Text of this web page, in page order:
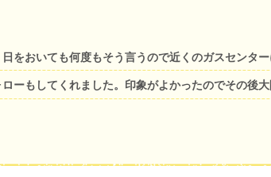
をおいても何度もそう言うので近くのガスセンタ
もしてくれました。印象がよかったのでその後大